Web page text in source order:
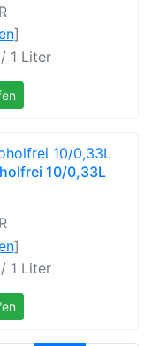
]
1 Liter
10/0,33L
]
1 Liter